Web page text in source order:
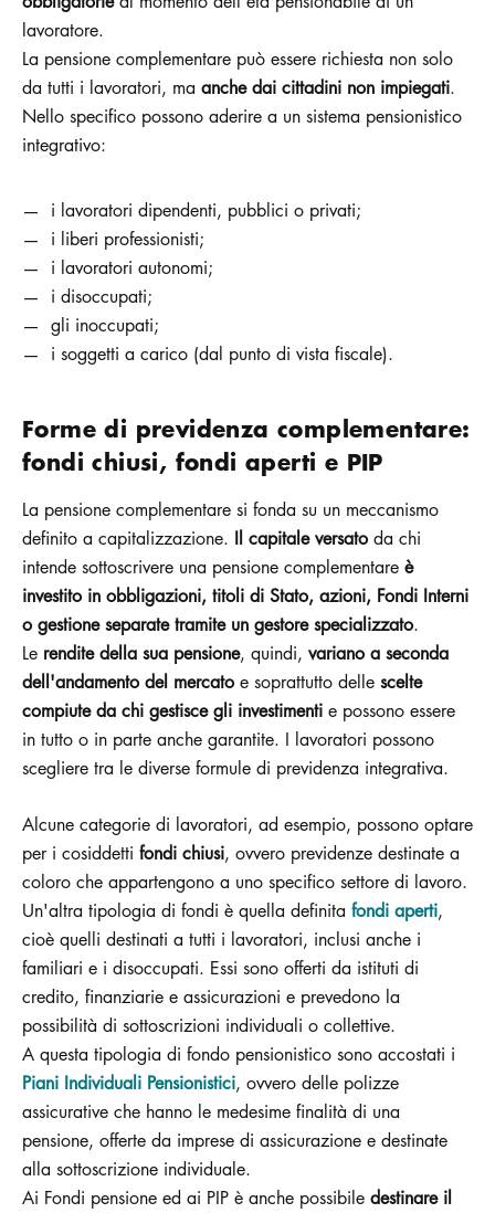
lavoratore.
La pensione complementare può essere richiesta non solo
da tutti i lavoratori, ma anche dai cittadini non impiegati.
Nello specifico possono aderire a un sistema pensionistico
integrativo:
i lavoratori dipendenti, pubblici o privati;
i liberi professionisti;
i lavoratori autonomi;
i disoccupati;
gli inoccupati;
i soggetti a carico (dal punto di vista fiscale).
Forme di previdenza complementare:
fondi chiusi, fondi aperti e PIP
La pensione complementare si fonda su un meccanismo
definito a capitalizzazione. Il capitale versato da chi
intende sottoscrivere una pensione complementare è
investito in obbligazioni, titoli di Stato, azioni, Fondi Interni
o gestione separate tramite un gestore specializzato.
Le rendite della sua pensione, quindi, variano a seconda
dell'andamento del mercato e soprattutto delle scelte
compiute da chi gestisce gli investimenti e possono essere
in tutto o in parte anche garantite. I lavoratori possono
scegliere tra le diverse formule di previdenza integrativa.
Alcune categorie di lavoratori, ad esempio, possono optare
per i cosiddetti fondi chiusi, ovvero previdenze destinate a
coloro che appartengono a uno specifico settore di lavoro.
Un'altra tipologia di fondi è quella definita fondi aperti,
cioè quelli destinati a tutti i lavoratori, inclusi anche i
familiari e i disoccupati. Essi sono offerti da istituti di
credito, finanziarie e assicurazioni e prevedono la
possibilità di sottoscrizioni individuali o collettive.
A questa tipologia di fondo pensionistico sono accostati i
Piani Individuali Pensionistici, ovvero delle polizze
assicurative che hanno le medesime finalità di una
pensione, offerte da imprese di assicurazione e destinate
alla sottoscrizione individuale.
Ai Fondi pensione ed ai PIP è anche possibile destinare il